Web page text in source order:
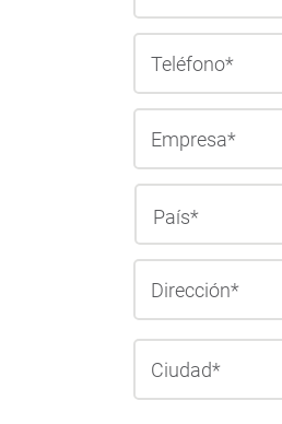
Dirección